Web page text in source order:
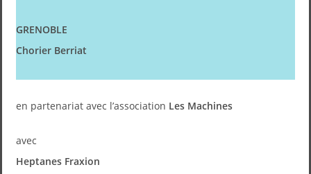
GRENOBLE
Chorier Berriat
en partenariat avec l’association Les Machines
avec
Heptanes Fraxion